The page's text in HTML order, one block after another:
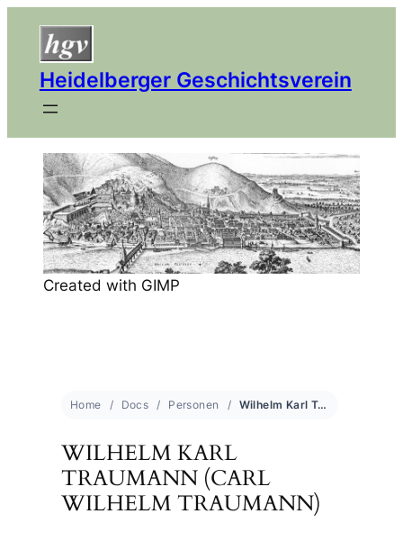
Heidelberger Geschichtsverein
Created with GIMP
Home Docs Personen Wilhelm Karl Traumann (Carl Wilhelm Traumann)
WILHELM KARL
TRAUMANN (CARL
WILHELM TRAUMANN)